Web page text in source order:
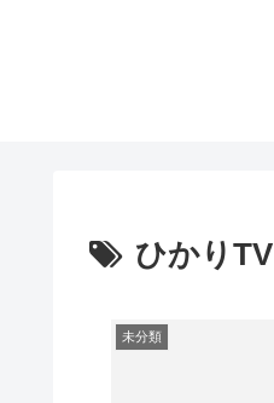
ひかりTV
未分類